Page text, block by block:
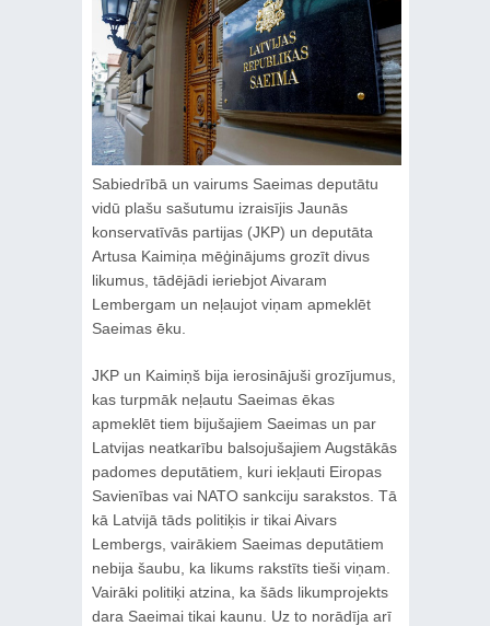
Sabiedrībā un vairums Saeimas deputātu
vidū plašu sašutumu izraisījis Jaunās
konservatīvās partijas (JKP) un deputāta
Artusa Kaimiņa mēģinājums grozīt divus
likumus, tādējādi ieriebjot Aivaram
Lembergam un neļaujot viņam apmeklēt
Saeimas ēku.
JKP un Kaimiņš bija ierosinājuši grozījumus,
kas turpmāk neļautu Saeimas ēkas
apmeklēt tiem bijušajiem Saeimas un par
Latvijas neatkarību balsojušajiem Augstākās
padomes deputātiem, kuri iekļauti Eiropas
Savienības vai NATO sankciju sarakstos. Tā
kā Latvijā tāds politiķis ir tikai Aivars
Lembergs, vairākiem Saeimas deputātiem
nebija šaubu, ka likums rakstīts tieši viņam.
Vairāki politiķi atzina, ka šāds likumprojekts
dara Saeimai tikai kaunu. Uz to norādīja arī